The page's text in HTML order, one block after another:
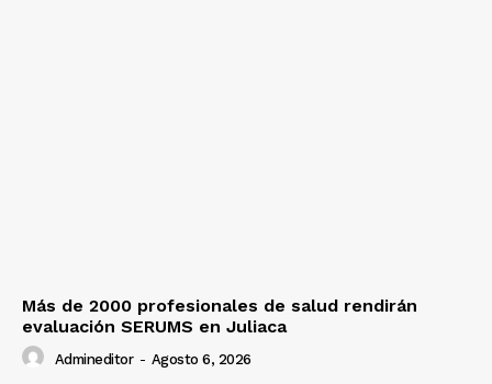
Más de 2000 profesionales de salud rendirán
evaluación SERUMS en Juliaca
Admineditor - Agosto 6, 2026